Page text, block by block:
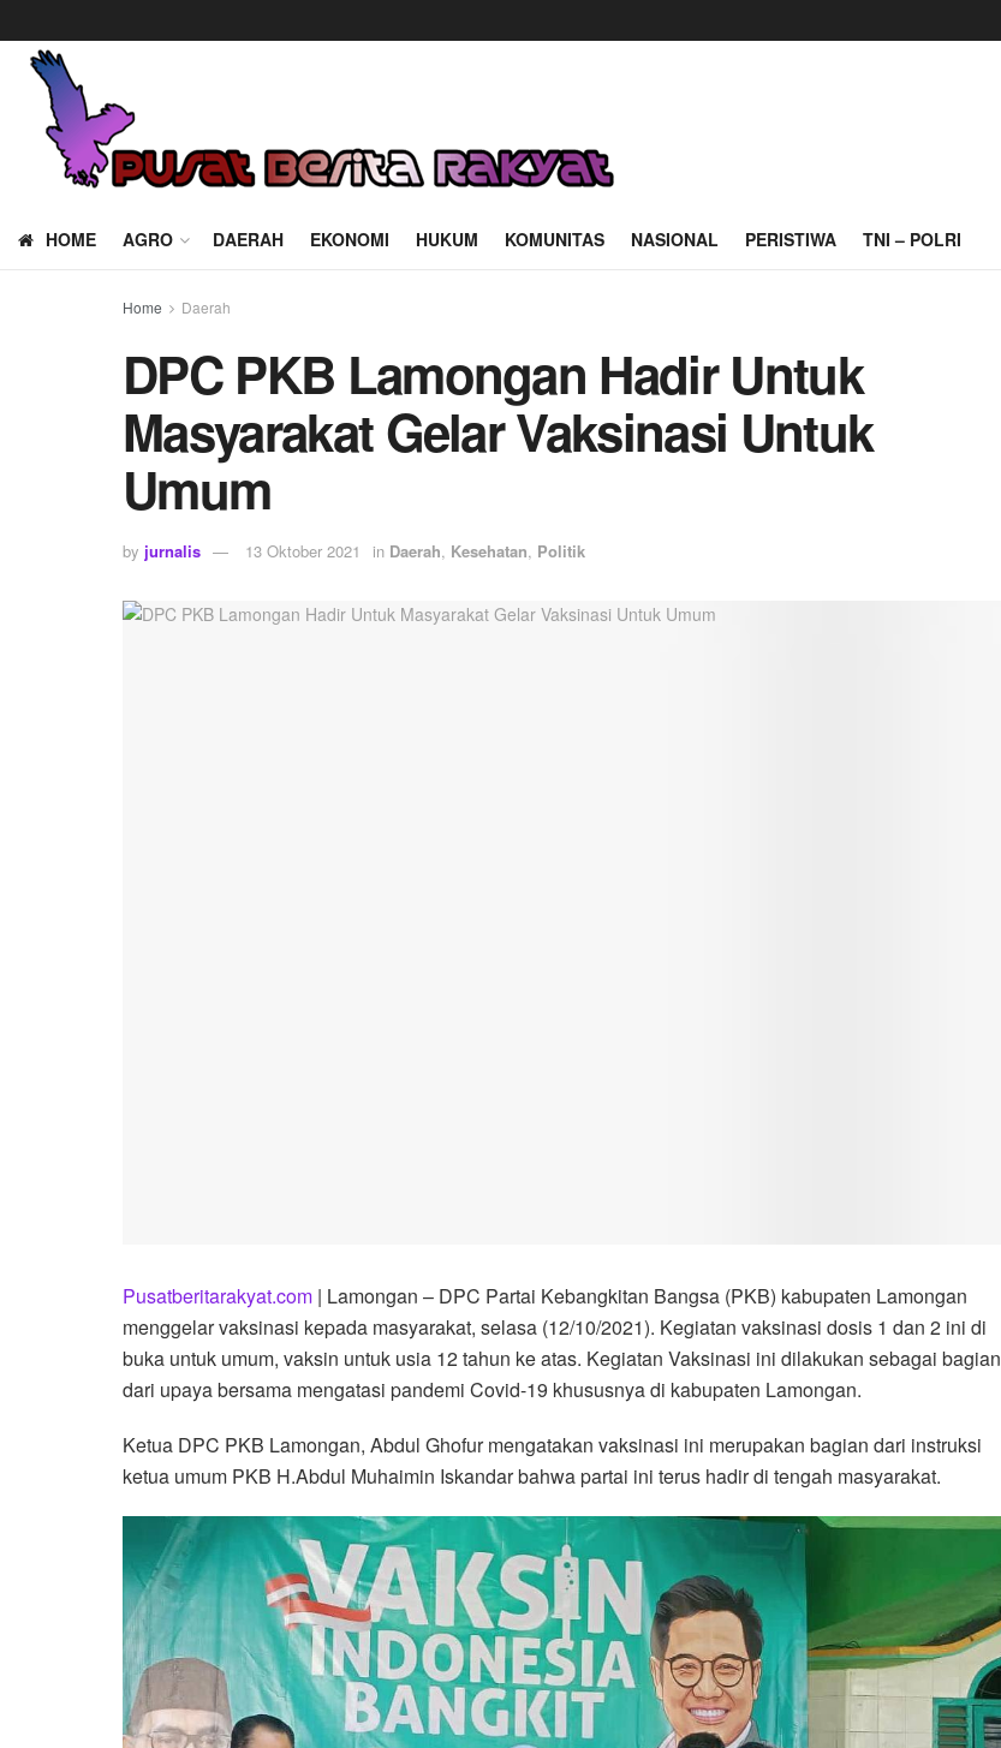
HOME AGRO DAERAH EKONOMI HUKUM KOMUNITAS NASIONAL PERISTIWA TNI – POLRI
Home Daerah
DPC PKB Lamongan Hadir Untuk
Masyarakat Gelar Vaksinasi Untuk
Umum
by jurnalis 13 Oktober 2021 in Daerah, Kesehatan, Politik
Pusatberitarakyat.com | Lamongan – DPC Partai Kebangkitan Bangsa (PKB) kabupaten Lamongan
menggelar vaksinasi kepada masyarakat, selasa (12/10/2021). Kegiatan vaksinasi dosis 1 dan 2 ini di
buka untuk umum, vaksin untuk usia 12 tahun ke atas. Kegiatan Vaksinasi ini dilakukan sebagai bagian
dari upaya bersama mengatasi pandemi Covid-19 khususnya di kabupaten Lamongan.
Ketua DPC PKB Lamongan, Abdul Ghofur mengatakan vaksinasi ini merupakan bagian dari instruksi
ketua umum PKB H.Abdul Muhaimin Iskandar bahwa partai ini terus hadir di tengah masyarakat.